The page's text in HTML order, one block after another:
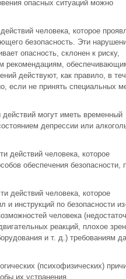
опасных ситуаций можно
человека, которое
безопасность. Эти
опасность, склонен к риску,
рекомендациям,
действуют, как правило, в
если не принять специальных
могут иметь временный
депрессии или
действий человека, которое
обеспечения безопасности,
действий человека, которое
и инструкций по безопасности
человека
реакций, плохое
и т. д.) требованиям
(психофизических)
их устранения.